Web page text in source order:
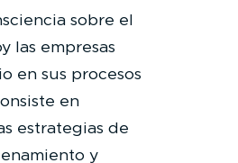
sobre el
las empresas
en sus procesos
en
estrategias de
y